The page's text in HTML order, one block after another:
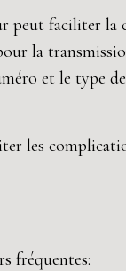
peut faciliter la
la
et le type
les
fréquentes: